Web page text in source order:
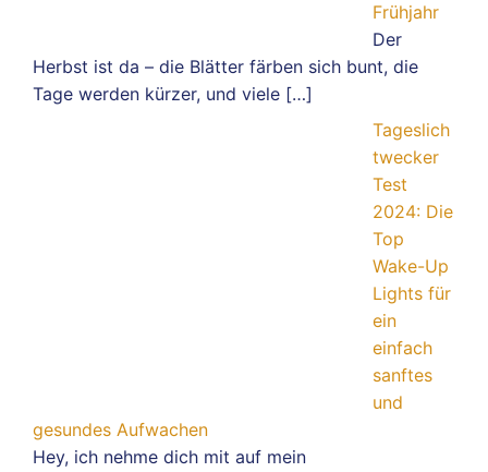
Frühjahr
Der
Herbst ist da – die Blätter färben sich bunt, die
Tage werden kürzer, und viele […]
Tageslich
twecker
Test
2024: Die
Top
Wake-Up
Lights für
ein
einfach
sanftes
und
gesundes Aufwachen
Hey, ich nehme dich mit auf mein